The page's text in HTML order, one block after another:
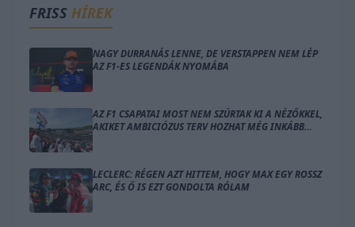
FRISS HÍREK
NAGY DURRANÁS LENNE, DE VERSTAPPEN NEM LÉP
AZ F1-ES LEGENDÁK NYOMÁBA
AZ F1 CSAPATAI MOST NEM SZÚRTAK KI A NÉZŐKKEL,
AKIKET AMBICIÓZUS TERV HOZHAT MÉG INKÁBB
LECLERC: RÉGEN AZT HITTEM, HOGY MAX EGY ROSSZ
ARC, ÉS Ő IS EZT GONDOLTA RÓLAM